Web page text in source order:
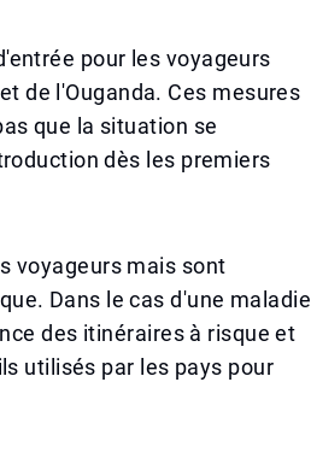
pour les voyageurs
de l'Ouganda. Ces mesures
que la situation se
dès les premiers
voyageurs mais sont
Dans le cas d'une maladie
des itinéraires à risque et
utilisés par les pays pour